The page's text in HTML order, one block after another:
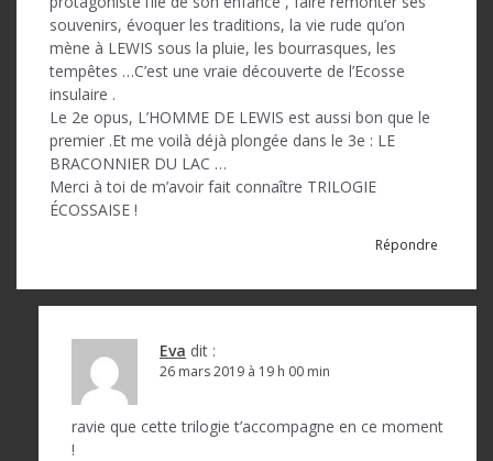
souvenirs, évoquer les traditions, la vie rude qu’on
mène à LEWIS sous la pluie, les bourrasques, les
tempêtes …C’est une vraie découverte de l’Ecosse
insulaire .
Le 2e opus, L’HOMME DE LEWIS est aussi bon que le
premier .Et me voilà déjà plongée dans le 3e : LE
BRACONNIER DU LAC …
Merci à toi de m’avoir fait connaître TRILOGIE
ÉCOSSAISE !
Répondre
Eva dit :
26 mars 2019 à 19 h 00 min
ravie que cette trilogie t’accompagne en ce moment
!